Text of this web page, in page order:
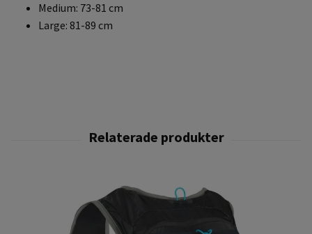
Medium: 73-81 cm
Large: 81-89 cm